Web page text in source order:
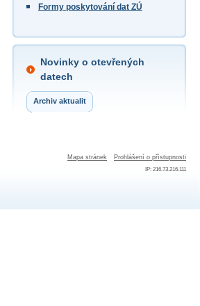
Formy poskytování dat ZÚ
Novinky o otevřených
datech
Archiv aktualit
Mapa stránek Prohlášení o přístupnosti
IP: 216.73.216.111